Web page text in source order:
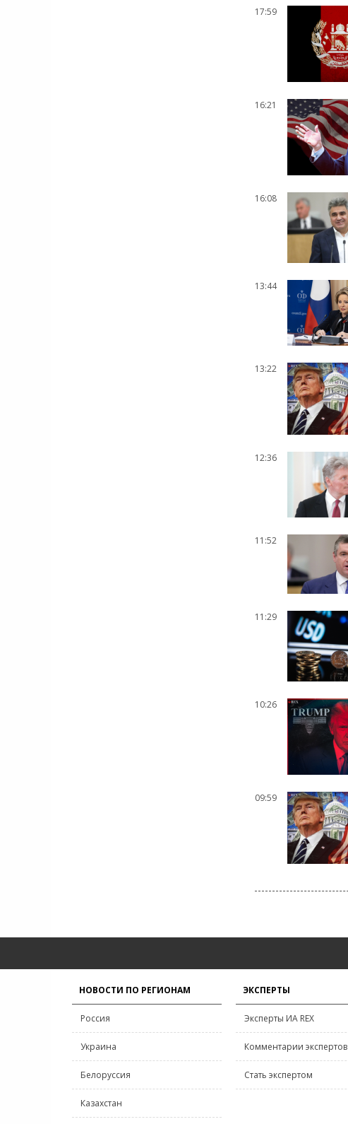
17:59
16:21
16:08
13:44
13:22
12:36
11:52
11:29
10:26
09:59
НОВОСТИ ПО РЕГИОНАМ
Россия
Украина
Белоруссия
Казахстан
ЭКСПЕРТЫ
Эксперты ИА REX
Комментарии экспертов
Стать экспертом